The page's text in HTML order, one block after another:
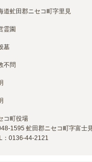
道虻田郡ニセコ町字里見
霊園
墓
不問
コ町役場
1595 虻田郡ニセコ町字富士
0136-44-2121